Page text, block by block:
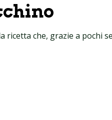
ricetta che, grazie a pochi